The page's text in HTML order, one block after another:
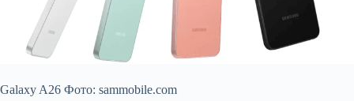
Galaxy A26 Фото: sammobile.com